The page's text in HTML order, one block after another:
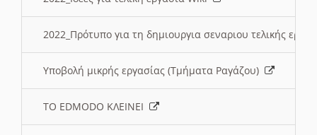
2022_Πρότυπο για τη δημιουργια σεναριου τελικής
Υποβολή μικρής εργασίας (Τμήματα Ραγάζου)
ΤΟ EDMODO ΚΛΕΙΝΕΙ